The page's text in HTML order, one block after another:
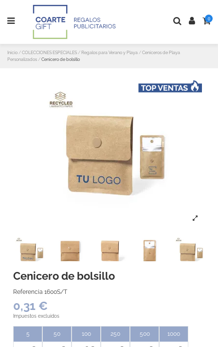
0
Inicio COLECCIONES ESPECIALES Regalos para Verano y Playa
Ceniceros de Playa
Personalizados
Cenicero de bolsillo
Cenicero de bolsillo
Referencia 1600S/T
0,31 €
Impuestos excluidos
5 50 100 250 500 1000